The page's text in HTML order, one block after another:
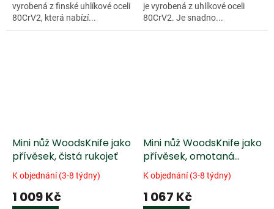
vyrobená z finské uhlíkové oceli
80CrV2, která nabízí...
je vyrobená z uhlíkové oceli
80CrV2. Je snadno...
Mini nůž WoodsKnife jako
přívěsek, čistá rukojeť
K objednání (3-8 týdny)
1 009 Kč
Mini nůž WoodsKnife jako
přívěsek, omotaná
rukojeť
K objednání (3-8 týdny)
1 067 Kč